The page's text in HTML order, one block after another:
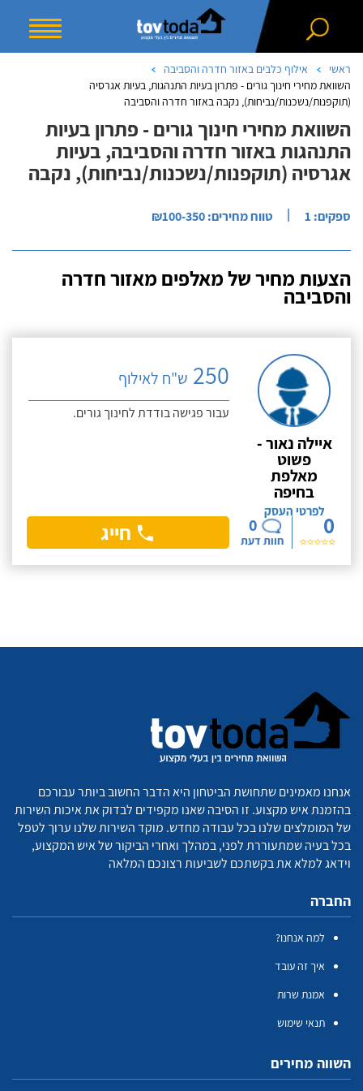
ראשי
אילוף כלבים באזור חדרה והסביבה
השוואת מחירי חינוך גורים - פתרון בעיות התנהגות, בעיות אגרסיה
(תוקפנות/נשכנות/נביחות), נקבה באזור חדרה והסביבה
השוואת מחירי חינוך גורים - פתרון בעיות
התנהגות באזור חדרה והסביבה, בעיות
אגרסיה (תוקפנות/נשכנות/נביחות), נקבה
ספקים: 1 | טווח מחירים: ₪100-350
הצעות מחיר של מאלפים מאזור חדרה
והסביבה
איילה נאור -
פשוט
מאלפת
בחיפה
לפרטי העסק0
0
חוות דעת
250 ש"ח לאילוף
עבור פגישה בודדת לחינוך גורים.
חייג
אנחנו מאמינים שתחושת הביטחון היא הדבר החשוב ביותר עבורכם
בהזמנת איש מקצוע. זו הסיבה שאנו מקפידים לבדוק את איכות השירות
של המומלצים שלנו בכל עבודה מחדש. מוקד השירות שלנו ערוך לטפל
בכל בעיה שמתעוררת לפני, במהלך ואחרי הביקור של איש המקצוע,
וידאג למלא את בקשתכם לשביעות רצונכם המלאה
החברה
למה אנחנו?
איך זה עובד
אמנת שרות
תנאי שימוש
השווה מחירים